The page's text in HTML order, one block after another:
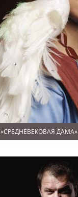
«СРЕДНЕВЕКОВАЯ ДАМА»